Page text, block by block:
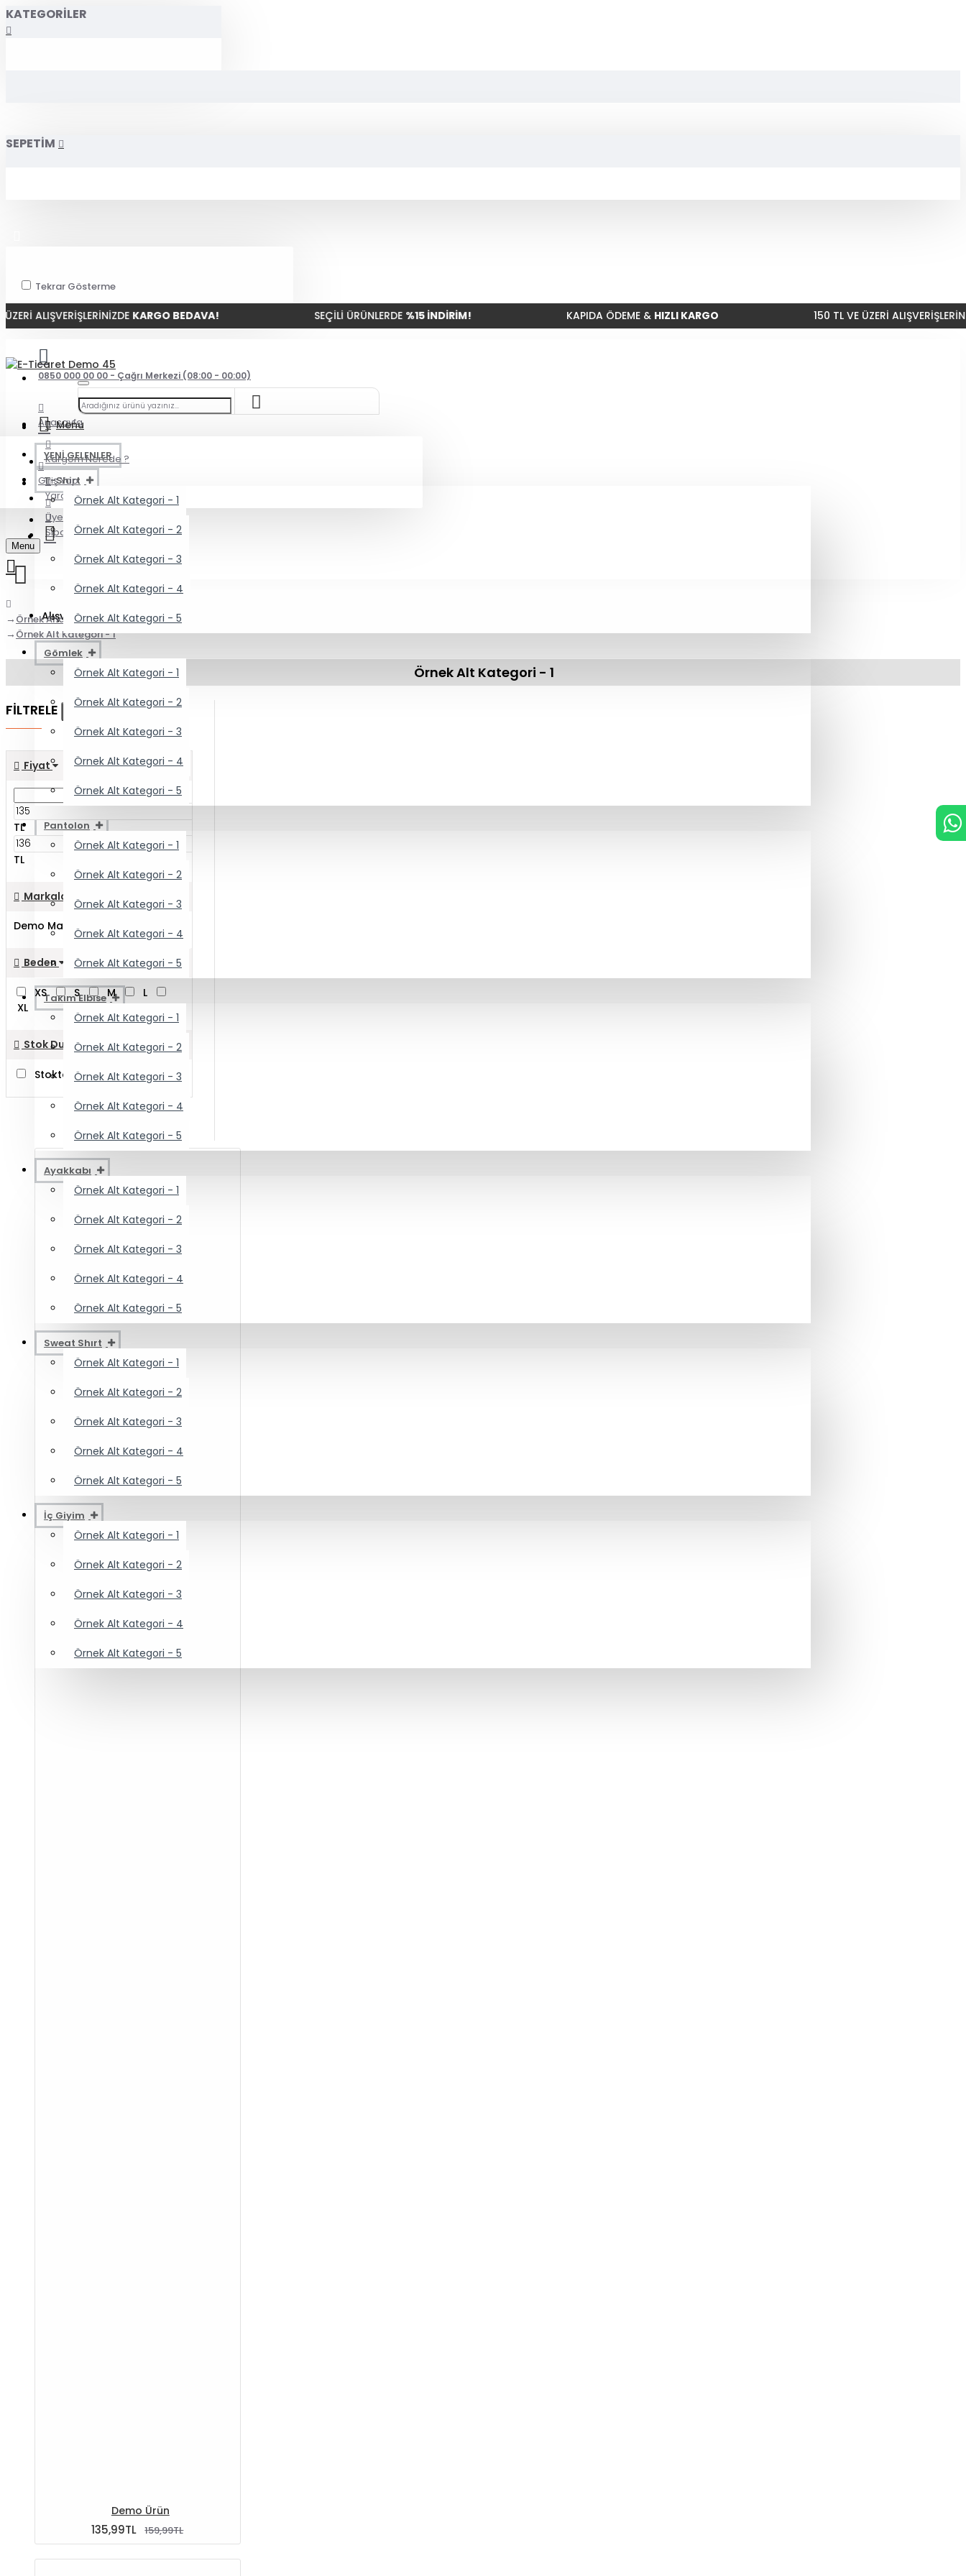
KATEGORILER
SEPETIM
Tekrar Gösterme
KARGO BEDAVA! SEÇİLİ ÜRÜNLERDE%15 İNDİRİM! KAPIDA ÖDEME &HIZLI KARGO 150 TL VE ÜZERİ ALIŞVERİŞLERİNİZDE
0850 000 00 00 - Çağrı Merkezi (08:00 - 00:00)
Anasayfa
Kargom Nerede ?
Yardım
Siparişlerim
Alışveriş sepetiniz boş!
Menu
YENİ GELENLER
T-Shirt
Örnek Alt Kategori - 1
Örnek Alt Kategori - 2
Örnek Alt Kategori - 3
Örnek Alt Kategori - 4
Örnek Alt Kategori - 5
Gömlek
Örnek Alt Kategori - 1
Örnek Alt Kategori - 2
Örnek Alt Kategori - 3
Örnek Alt Kategori - 4
Örnek Alt Kategori - 5
Pantolon
Örnek Alt Kategori - 1
Örnek Alt Kategori - 2
Örnek Alt Kategori - 3
Örnek Alt Kategori - 4
Örnek Alt Kategori - 5
Takım Elbise
Örnek Alt Kategori - 1
Örnek Alt Kategori - 2
Örnek Alt Kategori - 3
Örnek Alt Kategori - 4
Örnek Alt Kategori - 5
Ayakkabı
Örnek Alt Kategori - 1
Örnek Alt Kategori - 2
Örnek Alt Kategori - 3
Örnek Alt Kategori - 4
Örnek Alt Kategori - 5
Sweat Shırt
Örnek Alt Kategori - 1
Örnek Alt Kategori - 2
Örnek Alt Kategori - 3
Örnek Alt Kategori - 4
Örnek Alt Kategori - 5
İç Giyim
Örnek Alt Kategori - 1
Örnek Alt Kategori - 2
Örnek Alt Kategori - 3
Örnek Alt Kategori - 4
Örnek Alt Kategori - 5
Giriş Yap
Üye Ol
Menu
Örnek Ana Kategori
Örnek Alt Kategori - 1
Örnek Alt Kategori - 1
FİLTRELE Sıfırla
Fiyat
TL
TL
Markalar
Demo Marka
Beden
XS S M
L
XL
Stok Durumu
Stokta Mevcut
Demo Ürün
135,99TL 159,99TL